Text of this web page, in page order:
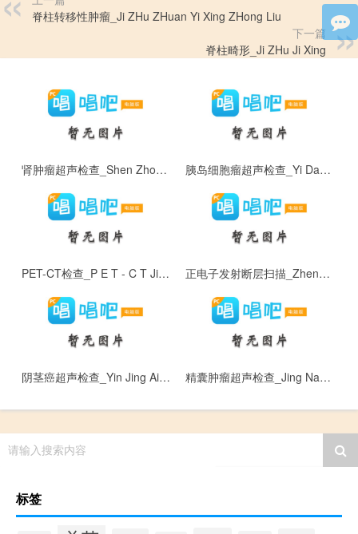
脊柱转移性肿瘤_Ji ZHu ZHuan Yi Xing ZHong Liu
下一篇
脊柱畸形_Ji ZHu Ji Xing
肾肿瘤超声检查_Shen Zhong Liu Chao Sheng Jian Cha 胰岛细胞瘤超声检查_Yi Dao Xi Bao Liu Chao Sheng Jian Cha
PET-CT检查_P E T - C T Jian Cha 正电子发射断层扫描_Zheng Dian Zi Fa She Duan Ceng Sao Miao
阴茎癌超声检查_Yin Jing Ai Chao Sheng Jian Cha 精囊肿瘤超声检查_Jing Nang Zhong Liu Chao Sheng Jian Cha
请输入搜索内容
标签